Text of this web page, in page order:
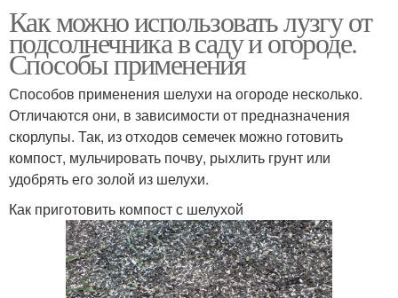
Как можно использовать лузгу от
подсолнечника в саду и огороде.
Способы применения
Способов применения шелухи на огороде несколько.
Отличаются они, в зависимости от предназначения
скорлупы. Так, из отходов семечек можно готовить
компост, мульчировать почву, рыхлить грунт или
удобрять его золой из шелухи.
Как приготовить компост с шелухой